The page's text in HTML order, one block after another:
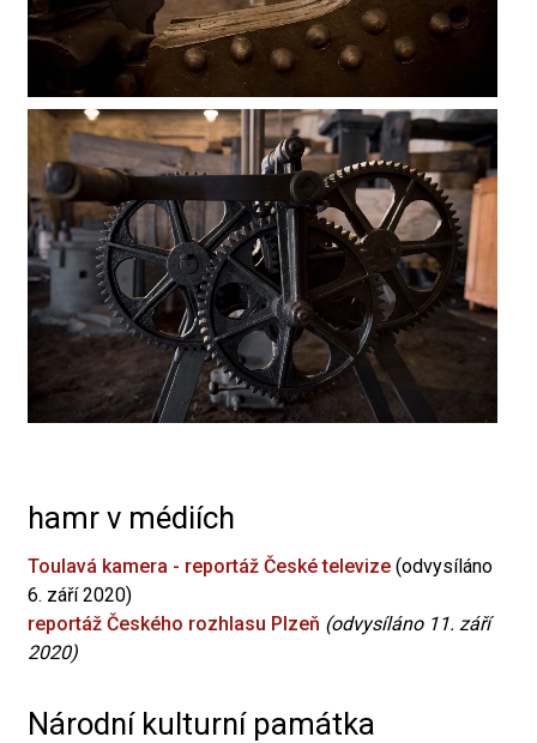
hamr v médiích
Toulavá kamera - reportáž České televize (odvysíláno
6. září 2020)
reportáž Českého rozhlasu Plzeň (odvysíláno 11. září
2020)
Národní kulturní památka